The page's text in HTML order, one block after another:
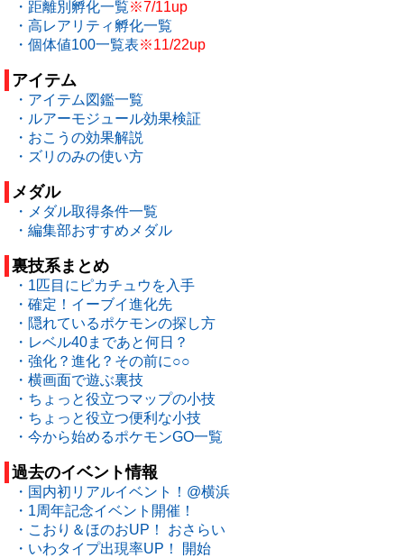
・距離別孵化一覧※7/11up
・高レアリティ孵化一覧
・個体値100一覧表※11/22up
アイテム
・アイテム図鑑一覧
・ルアーモジュール効果検証
・おこうの効果解説
・ズリのみの使い方
メダル
・メダル取得条件一覧
・編集部おすすめメダル
裏技系まとめ
・1匹目にピカチュウを入手
・確定！イーブイ進化先
・隠れているポケモンの探し方
・レベル40まであと何日？
・強化？進化？その前に○○
・横画面で遊ぶ裏技
・ちょっと役立つマップの小技
・ちょっと役立つ便利な小技
・今から始めるポケモンGO一覧
過去のイベント情報
・国内初リアルイベント！@横浜
・1周年記念イベント開催！
・こおり＆ほのおUP！ おさらい
・いわタイプ出現率UP！ 開始